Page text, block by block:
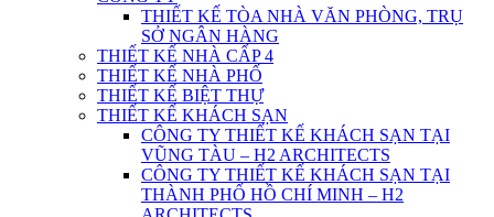
THIẾT KẾ TÒA NHÀ VĂN PHÒNG, TRỤ
SỞ NGÂN HÀNG
THIẾT KẾ NHÀ CẤP 4
THIẾT KẾ NHÀ PHỐ
THIẾT KẾ BIỆT THỰ
THIẾT KẾ KHÁCH SẠN
CÔNG TY THIẾT KẾ KHÁCH SẠN TẠI
VŨNG TÀU – H2 ARCHITECTS
CÔNG TY THIẾT KẾ KHÁCH SẠN TẠI
THÀNH PHỐ HỒ CHÍ MINH – H2